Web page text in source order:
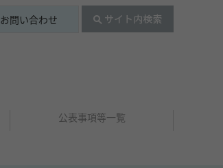
お問い合わせ
公表事項等一覧